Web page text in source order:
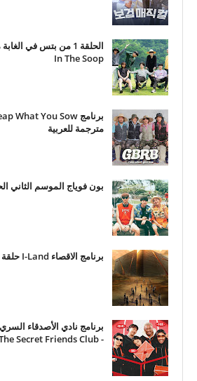
In The Soop
مترجمة للعربية
بون فوياج الموسم الثاني الحلقة 2 مترجمة
برنامج الاقصاء I-Land حلقة 1 مترجمة للعربية
- The Secret Friends Club